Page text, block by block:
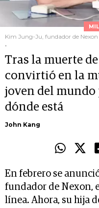
Kim Jung-Ju, fundador de Nexon
.
Tras la muerte de
convirtió en la
joven del mundo
dónde está
John Kang
En febrero se
fundador de Nexon,
línea. Ahora, su hija